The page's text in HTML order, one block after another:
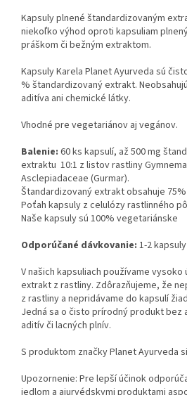
Kapsuly plnené štandardizovaným
niekoľko výhod oproti kapsuliam
práškom či bežným extraktom.
Kapsuly Karela Planet Ayurveda sú
% štandardizovaný extrakt.
aditíva ani chemické látky.
Vhodné pre vegetariánov aj vegánov.
Balenie: 60 ks kapsulí, až 500 mg
extraktu 10:1 z listov rastliny
Asclepiadaceae (Gurmar).
Štandardizovaný extrakt obsahuje
Poťah kapsuly z celulózy rastlinného
Naše kapsuly sú 100% vegetariánske
Odporúčané dávkovanie: 1-2
V našich kapsuliach používame
extrakt z rastliny. Zdôrazňujeme, že
z rastliny a nepridávame do kapsulí
Jedná sa o čisto prírodný produkt bez
aditív či lacných plnív.
S produktom značky Planet Ayurveda
Upozornenie: Pre lepší účinok